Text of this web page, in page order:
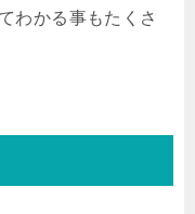
わかる事もたくさ